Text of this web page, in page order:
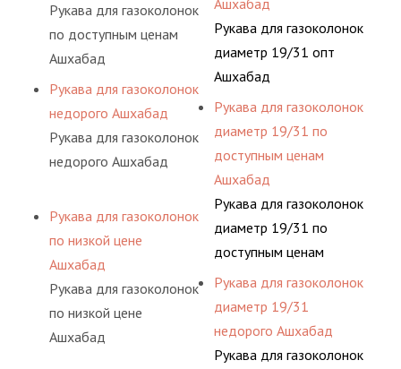
Рукава для газоколонок
по доступным ценам
Ашхабад
Рукава для газоколонок
недорого Ашхабад
Рукава для газоколонок
недорого Ашхабад
Рукава для газоколонок
по низкой цене
Ашхабад
Рукава для газоколонок
по низкой цене
Ашхабад
Ашхабад
Рукава для газоколонок
диаметр 19/31 опт
Ашхабад
Рукава для газоколонок
диаметр 19/31 по
доступным ценам
Ашхабад
Рукава для газоколонок
диаметр 19/31 по
доступным ценам
Ашхабад
Рукава для газоколонок
диаметр 19/31
недорого Ашхабад
Рукава для газоколонок